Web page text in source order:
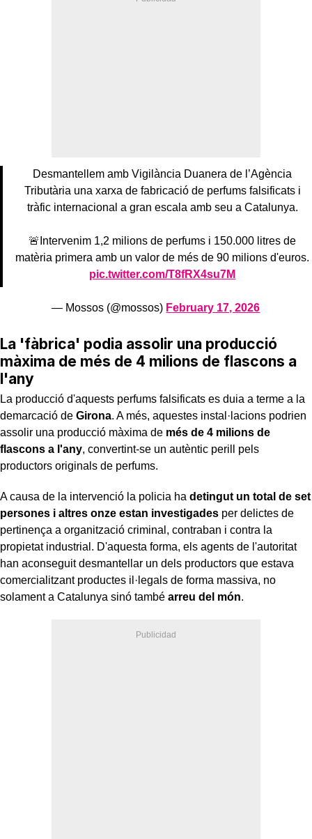
Desmantellem amb Vigilància Duanera de l’Agència
Tributària una xarxa de fabricació de perfums falsificats i
tràfic internacional a gran escala amb seu a Catalunya.
🚨Intervenim 1,2 milions de perfums i 150.000 litres de
matèria primera amb un valor de més de 90 milions d'euros.
pic.twitter.com/T8fRX4su7M
— Mossos (@mossos) February 17, 2026
La 'fàbrica' podia assolir una producció
màxima de més de 4 milions de flascons a
l'any
La producció d'aquests perfums falsificats es duia a terme a la
demarcació de Girona. A més, aquestes instal·lacions podrien
assolir una producció màxima de més de 4 milions de
flascons a l'any, convertint-se un autèntic perill pels
productors originals de perfums.
A causa de la intervenció la policia ha detingut un total de set
persones i altres onze estan investigades per delictes de
pertinença a organització criminal, contraban i contra la
propietat industrial. D'aquesta forma, els agents de l'autoritat
han aconseguit desmantellar un dels productors que estava
comercialitzant productes il·legals de forma massiva, no
solament a Catalunya sinó també arreu del món.